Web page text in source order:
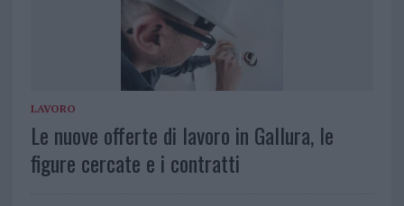
LAVORO
Le nuove offerte di lavoro in Gallura, le
figure cercate e i contratti